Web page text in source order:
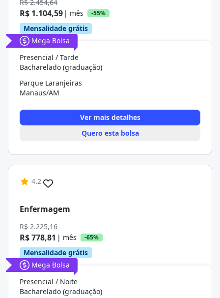
R$ 2.454,64
R$ 1.104,59 | mês -55%
Mensalidade grátis
Mega Bolsa
Presencial / Tarde
Bacharelado (graduação)
Parque Laranjeiras
Manaus/AM
Ver mais detalhes
Quero esta bolsa
4.2
Enfermagem
R$ 2.225,16
R$ 778,81 | mês -65%
Mensalidade grátis
Mega Bolsa
Presencial / Noite
Bacharelado (graduação)